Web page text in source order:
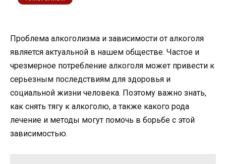
Проблема алкоголизма и зависимости от алкоголя
является актуальной в нашем обществе. Частое и
чрезмерное потребление алкоголя может привести к
серьезным последствиям для здоровья и
социальной жизни человека. Поэтому важно знать,
как снять тягу к алкоголю, а также какого рода
лечение и методы могут помочь в борьбе с этой
зависимостью.